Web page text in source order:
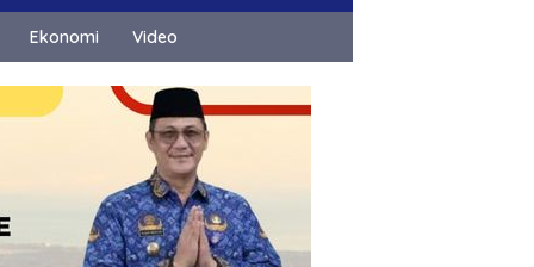
Ekonomi Video